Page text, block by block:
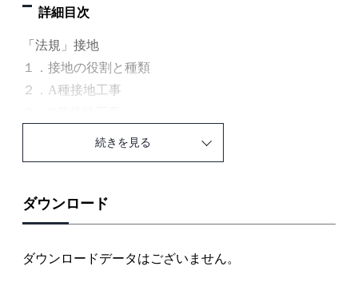
詳細目次
「法規」接地
１．接地の役割と種類
２．A種接地工事
（１）B種接地工事とは？
②架空線路の電線延長と地中線路の線路延長
（３）Δ結線における充電電流の算出
４．C種・D種接地工事
続きを見る
ダウンロード
ダウンロードデータはございません。